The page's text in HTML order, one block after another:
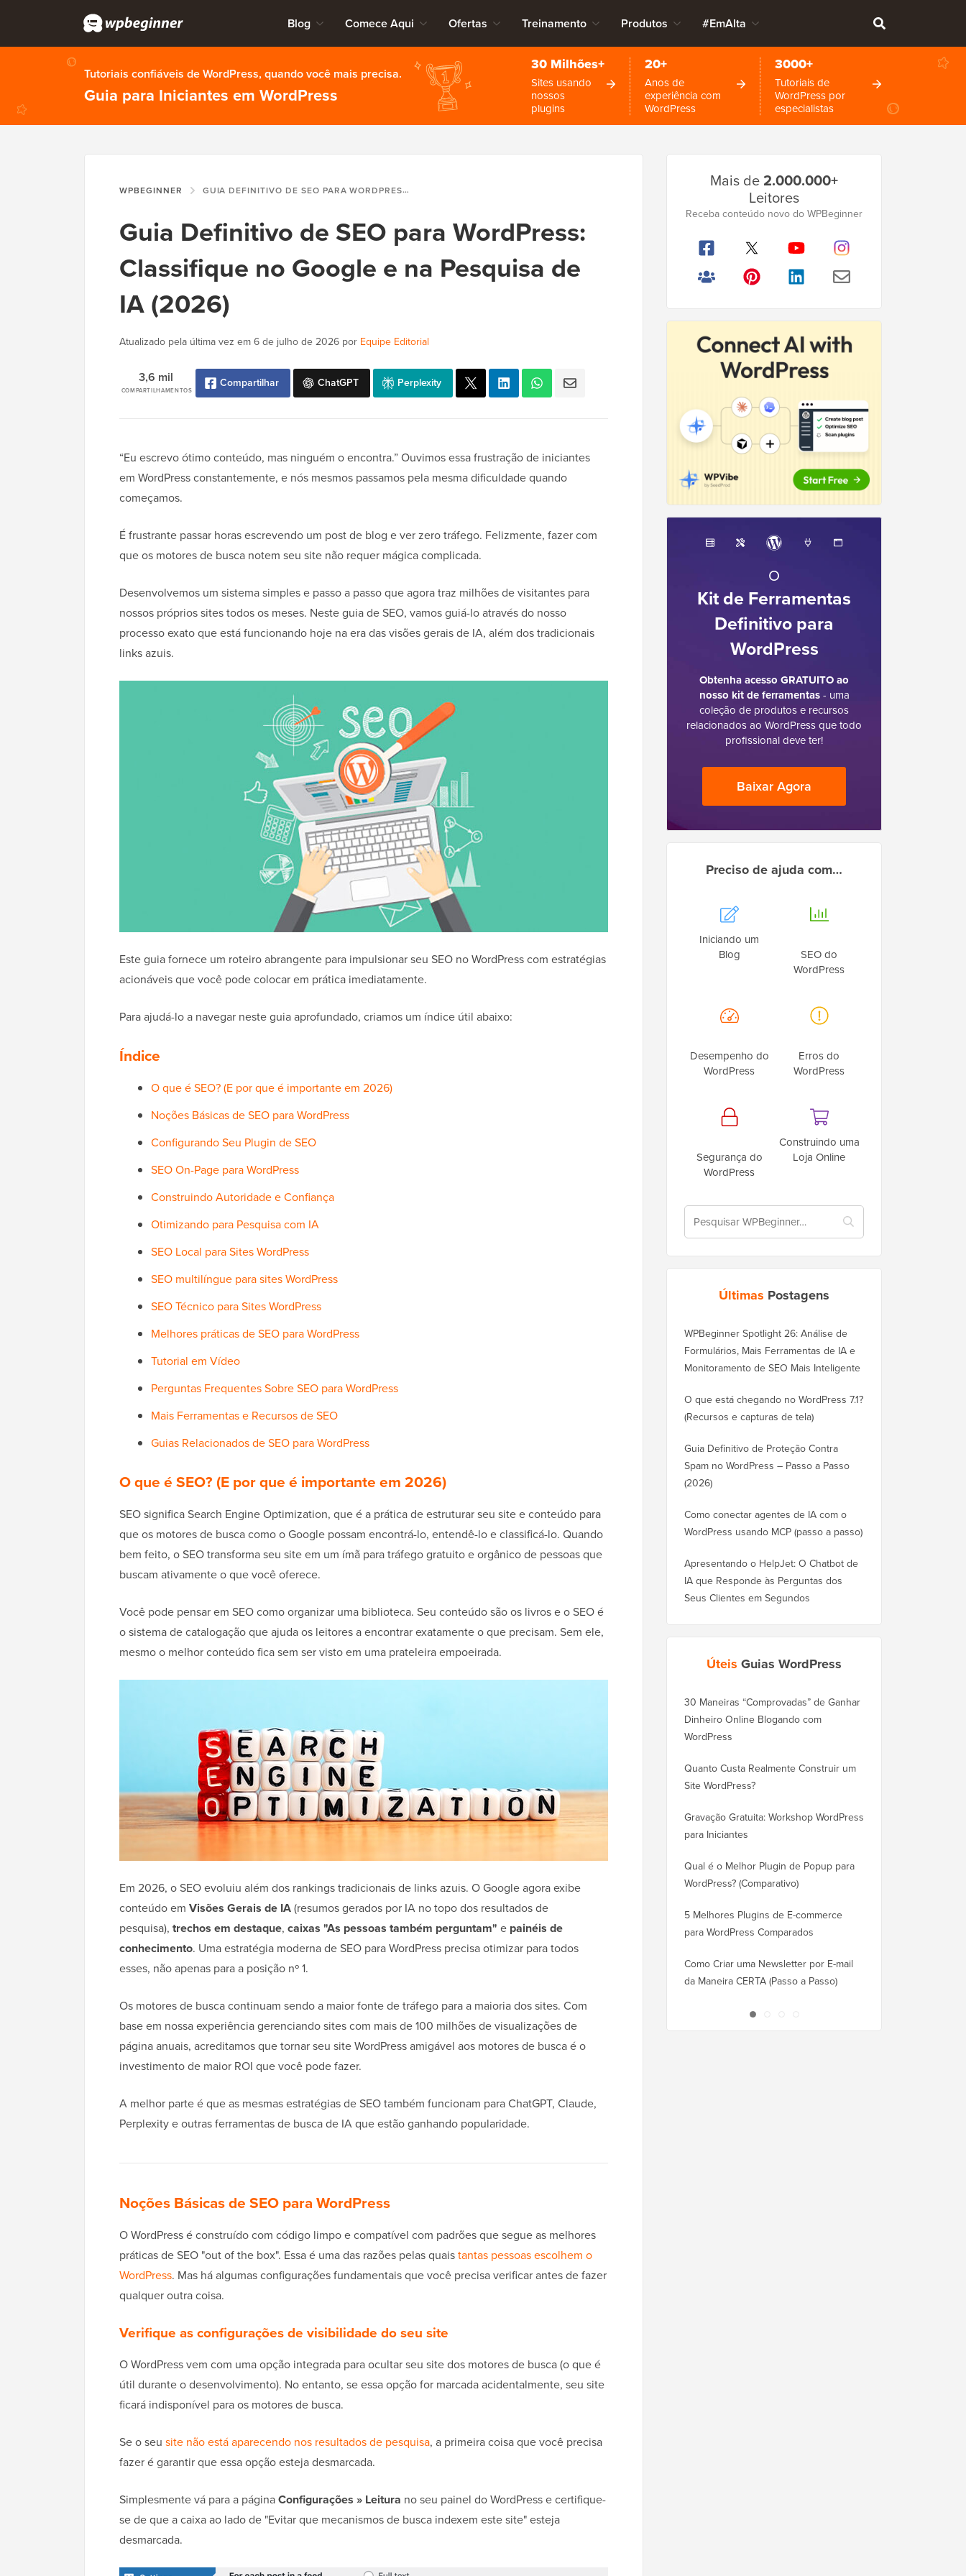
Blog Comece Aqui Ofertas Treinamento Produtos #EmAlta
Tutoriais confiáveis de WordPress, quando você mais precisa.
Guia para Iniciantes em WordPress
30 Milhões+
Sites usando
nossos
plugins
20+
Anos de
experiência com
WordPress
3000+
Tutoriais de
WordPress por
especialistas
WPBEGINNER GUIA DEFINITIVO DE SEO PARA WORDPRESS: CLASSIFIQUE NO GOOGLE E NA PESQUISA DE IA (2026)
Guia Definitivo de SEO para WordPress:
Classifique no Google e na Pesquisa de
IA (2026)
Atualizado pela última vez em6 de julho de 2026 por Equipe Editorial
COMPARTILHAMENTOS
3,6 mil Compartilhar ChatGPT Perplexity
“Eu escrevo ótimo conteúdo, mas ninguém o encontra.” Ouvimos essa frustração de iniciantes
em WordPress constantemente, e nós mesmos passamos pela mesma dificuldade quando
começamos.
É frustrante passar horas escrevendo um post de blog e ver zero tráfego. Felizmente, fazer com
que os motores de busca notem seu site não requer mágica complicada.
Desenvolvemos um sistema simples e passo a passo que agora traz milhões de visitantes para
nossos próprios sites todos os meses. Neste guia de SEO, vamos guiá-lo através do nosso
processo exato que está funcionando hoje na era das visões gerais de IA, além dos tradicionais
links azuis.
Este guia fornece um roteiro abrangente para impulsionar seu SEO no WordPress com estratégias
acionáveis que você pode colocar em prática imediatamente.
Para ajudá-lo a navegar neste guia aprofundado, criamos um índice útil abaixo:
Índice
O que é SEO? (E por que é importante em 2026)
Noções Básicas de SEO para WordPress
Configurando Seu Plugin de SEO
SEO On-Page para WordPress
Construindo Autoridade e Confiança
Otimizando para Pesquisa com IA
SEO Local para Sites WordPress
SEO multilíngue para sites WordPress
SEO Técnico para Sites WordPress
Melhores práticas de SEO para WordPress
Tutorial em Vídeo
Perguntas Frequentes Sobre SEO para WordPress
Mais Ferramentas e Recursos de SEO
Guias Relacionados de SEO para WordPress
O que é SEO? (E por que é importante em 2026)
SEO significa Search Engine Optimization, que é a prática de estruturar seu site e conteúdo para
que os motores de busca como o Google possam encontrá-lo, entendê-lo e classificá-lo. Quando
bem feito, o SEO transforma seu site em um ímã para tráfego gratuito e orgânico de pessoas que
buscam ativamente o que você oferece.
Você pode pensar em SEO como organizar uma biblioteca. Seu conteúdo são os livros e o SEO é
o sistema de catalogação que ajuda os leitores a encontrar exatamente o que precisam. Sem ele,
mesmo o melhor conteúdo fica sem ser visto em uma prateleira empoeirada.
Em 2026, o SEO evoluiu além dos rankings tradicionais de links azuis. O Google agora exibe
conteúdo em Visões Gerais de IA(resumos gerados por IA no topo dos resultados de
pesquisa), trechos em destaque, caixas "As pessoas também perguntam" e painéis de
conhecimento. Uma estratégia moderna de SEO para WordPress precisa otimizar para todos
esses, não apenas para a posição nº 1.
Os motores de busca continuam sendo a maior fonte de tráfego para a maioria dos sites. Com
base em nossa experiência gerenciando sites com mais de 100 milhões de visualizações de
página anuais, acreditamos que tornar seu site WordPress amigável aos motores de busca é o
investimento de maior ROI que você pode fazer.
A melhor parte é que as mesmas estratégias de SEO também funcionam para ChatGPT, Claude,
Perplexity e outras ferramentas de busca de IA que estão ganhando popularidade.
Noções Básicas de SEO para WordPress
O WordPress é construído com código limpo e compatível com padrões que segue as melhores
práticas de SEO "out of the box". Essa é uma das razões pelas quaistantas pessoas escolhem o
WordPress. Mas há algumas configurações fundamentais que você precisa verificar antes de fazer
qualquer outra coisa.
Verifique as configurações de visibilidade do seu site
O WordPress vem com uma opção integrada para ocultar seu site dos motores de busca (o que é
útil durante o desenvolvimento). No entanto, se essa opção for marcada acidentalmente, seu site
ficará indisponível para os motores de busca.
Se o seu site não está aparecendo nos resultados de pesquisa, a primeira coisa que você precisa
fazer é garantir que essa opção esteja desmarcada.
Simplesmente vá para a páginaConfigurações » Leitura no seu painel do WordPress e certifique-
se de que a caixa ao lado de "Evitar que mecanismos de busca indexem este site" esteja
desmarcada.
Lateral
Principal
Mais de2.000.000+
Leitores
Receba conteúdo novo do WPBeginner
O
Kit de Ferramentas
Definitivo para
WordPress
Obtenha acesso GRATUITO ao
nosso kit de ferramentas- uma
coleção de produtos e recursos
relacionados ao WordPress que todo
profissional deve ter!
Baixar Agora
Preciso de ajuda com…
Iniciando um
Blog
SEO do
WordPress
Desempenho do
WordPress
Erros do
WordPress
Segurança do
WordPress
Construindo uma
Loja Online
Últimas Postagens
WPBeginner Spotlight 26: Análise de
Formulários, Mais Ferramentas de IA e
Monitoramento de SEO Mais Inteligente
O que está chegando no WordPress 7.1?
(Recursos e capturas de tela)
Guia Definitivo de Proteção Contra
Spam no WordPress – Passo a Passo
(2026)
Como conectar agentes de IA com o
WordPress usando MCP (passo a passo)
Apresentando o HelpJet: O Chatbot de
IA que Responde às Perguntas dos
Seus Clientes em Segundos
Úteis Guias WordPress
30 Maneiras “Comprovadas” de Ganhar
Dinheiro Online Blogando com
WordPress
Quanto Custa Realmente Construir um
Site WordPress?
Gravação Gratuita: Workshop WordPress
para Iniciantes
Qual é o Melhor Plugin de Popup para
WordPress? (Comparativo)
5 Melhores Plugins de E-commerce
para WordPress Comparados
Como Criar uma Newsletter por E-mail
da Maneira CERTA (Passo a Passo)